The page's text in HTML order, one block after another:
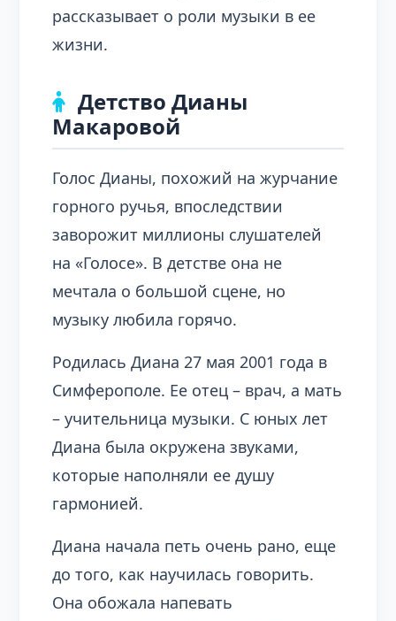
рассказывает о роли музыки в ее
жизни.
Детство Дианы
Макаровой
Голос Дианы, похожий на журчание
горного ручья, впоследствии
заворожит миллионы слушателей
на «Голосе». В детстве она не
мечтала о большой сцене, но
музыку любила горячо.
Родилась Диана 27 мая 2001 года в
Симферополе. Ее отец – врач, а мать
– учительница музыки. С юных лет
Диана была окружена звуками,
которые наполняли ее душу
гармонией.
Диана начала петь очень рано, еще
до того, как научилась говорить.
Она обожала напевать